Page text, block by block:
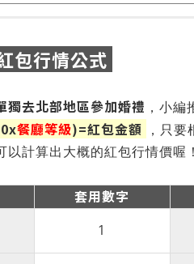
包行情公式
獨去北部地區參加婚禮 ，小
餐廳等級)=紅包金額 ，只
以計算出大概的紅包行情價喔！
套用數字
1